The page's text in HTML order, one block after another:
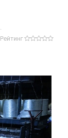
Рейтинг